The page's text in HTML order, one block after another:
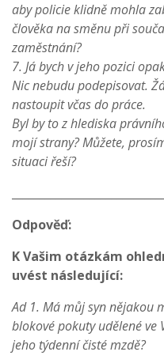
aby policie klidně mohla
člověka na směnu při
zaměstnání?
7. Já bych v jeho pozici
Nic nebudu podepisovat.
nastoupit včas do práce.
Byl by to z hlediska
mojí strany? Můžete,
situaci řeší?
Odpověď:
K Vašim otázkám
uvést následující:
Ad 1. Má můj syn nějakou
blokové pokuty udělené ve
jeho týdenní čisté mzdě?